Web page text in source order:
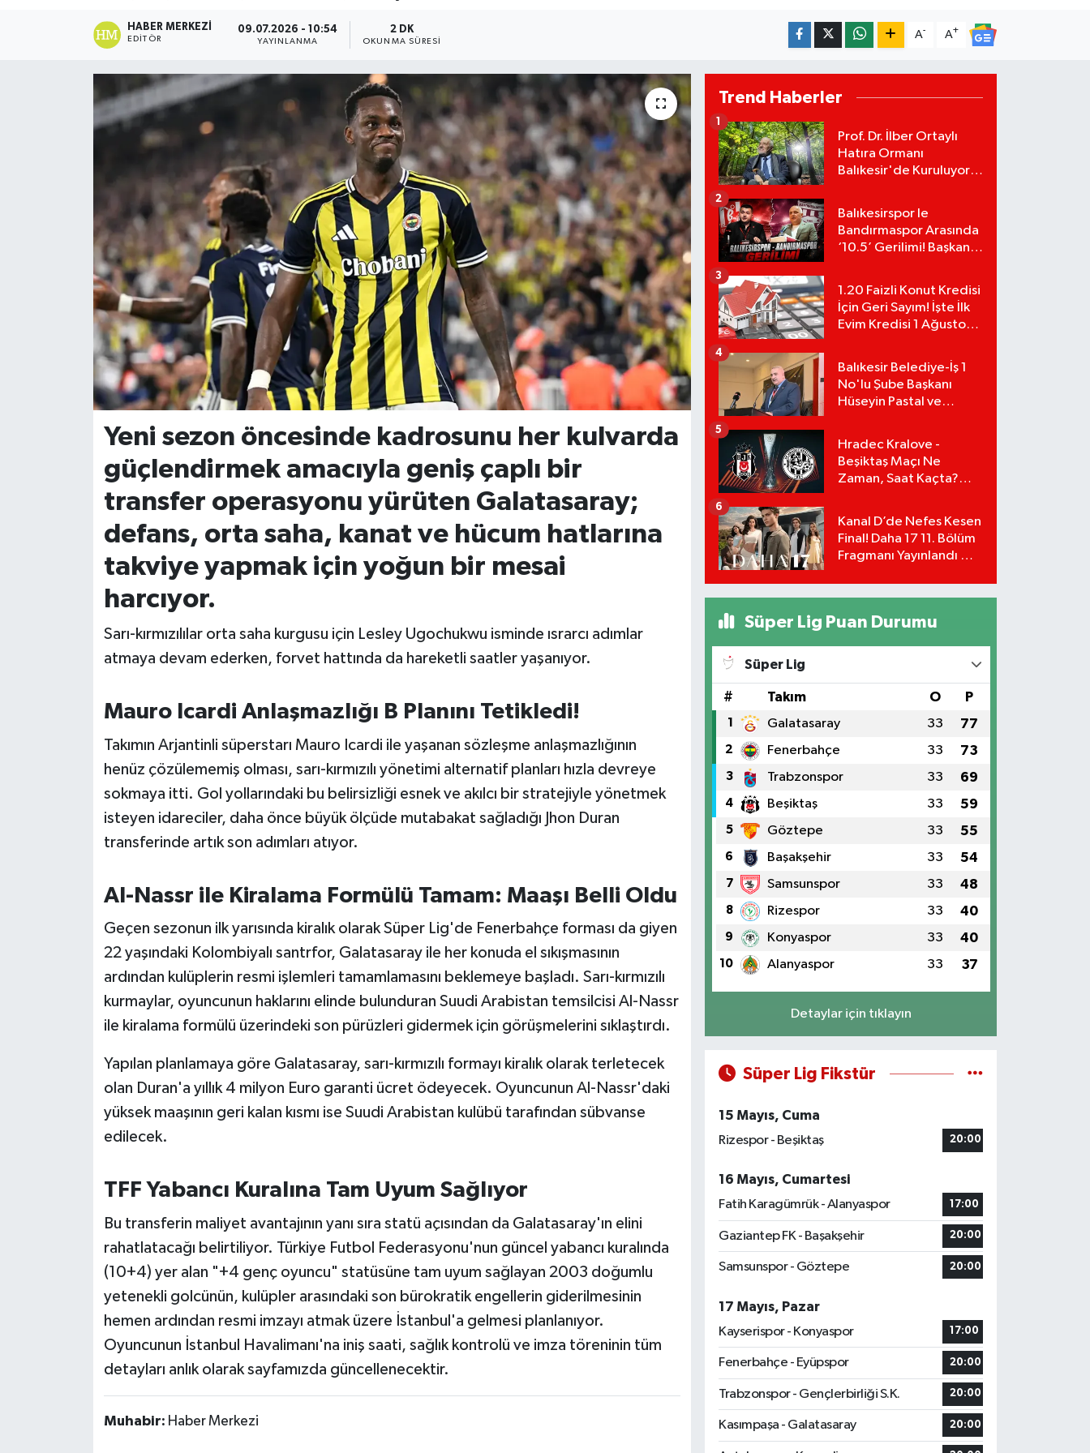
HABER MERKEZI
EDITÖR
09.07.2026 - 10:54
YAYINLANMA
2 DK
OKUNMA SÜRESI
A- A+
Yeni sezon öncesinde kadrosunu her kulvarda
güçlendirmek amacıyla geniş çaplı bir
transfer operasyonu yürüten Galatasaray;
defans, orta saha, kanat ve hücum hatlarına
takviye yapmak için yoğun bir mesai
harcıyor.
Sarı-kırmızılılar orta saha kurgusu için Lesley Ugochukwu isminde ısrarcı adımlar
atmaya devam ederken, forvet hattında da hareketli saatler yaşanıyor.
Mauro Icardi Anlaşmazlığı B Planını Tetikledi!
Takımın Arjantinli süperstarı Mauro Icardi ile yaşanan sözleşme anlaşmazlığının
henüz çözülememiş olması, sarı-kırmızılı yönetimi alternatif planları hızla devreye
sokmaya itti. Gol yollarındaki bu belirsizliği esnek ve akılcı bir stratejiyle yönetmek
isteyen idareciler, daha önce büyük ölçüde mutabakat sağladığı Jhon Duran
transferinde artık son adımları atıyor.
Al-Nassr ile Kiralama Formülü Tamam: Maaşı Belli Oldu
Geçen sezonun ilk yarısında kiralık olarak Süper Lig'de Fenerbahçe forması da giyen
22 yaşındaki Kolombiyalı santrfor, Galatasaray ile her konuda el sıkışmasının
ardından kulüplerin resmi işlemleri tamamlamasını beklemeye başladı. Sarı-kırmızılı
kurmaylar, oyuncunun haklarını elinde bulunduran Suudi Arabistan temsilcisi Al-Nassr
ile kiralama formülü üzerindeki son pürüzleri gidermek için görüşmelerini sıklaştırdı.
Yapılan planlamaya göre Galatasaray, sarı-kırmızılı formayı kiralık olarak terletecek
olan Duran'a yıllık 4 milyon Euro garanti ücret ödeyecek. Oyuncunun Al-Nassr'daki
yüksek maaşının geri kalan kısmı ise Suudi Arabistan kulübü tarafından sübvanse
edilecek.
TFF Yabancı Kuralına Tam Uyum Sağlıyor
Bu transferin maliyet avantajının yanı sıra statü açısından da Galatasaray'ın elini
rahatlatacağı belirtiliyor. Türkiye Futbol Federasyonu'nun güncel yabancı kuralında
(10+4) yer alan "+4 genç oyuncu" statüsüne tam uyum sağlayan 2003 doğumlu
yetenekli golcünün, kulüpler arasındaki son bürokratik engellerin giderilmesinin
hemen ardından resmi imzayı atmak üzere İstanbul'a gelmesi planlanıyor.
Oyuncunun İstanbul Havalimanı'na iniş saati, sağlık kontrolü ve imza töreninin tüm
detayları anlık olarak sayfamızda güncellenecektir.
Muhabir: Haber Merkezi
Trend Haberler
Prof. Dr. İlber Ortaylı
Hatıra Ormanı
Balıkesir'de Kuruluyor!
1
Balıkesirspor le
Bandırmaspor Arasında
‘10.5’ Gerilimi! Başkan
Tepki!
2
1.20 Faizli Konut Kredisi
İçin Geri Sayım! İşte İlk
Evim Kredisi 1 Ağustos
Hesaplama Tablosu:
3
Balıkesir Belediye-İş 1
No'lu Şube Başkanı
Hüseyin Pastal ve
4
Hradec Kralove -
Beşiktaş Maçı Ne
Zaman, Saat Kaçta?
Detayları!
5
Kanal D’de Nefes Kesen
Final! Daha 17 11. Bölüm
Fragmanı Yayınlandı Mı?
6
Süper Lig Puan Durumu
Süper Lig
# Takım O P
1 Galatasaray 33 77
2 Fenerbahçe 33 73
3 Trabzonspor 33 69
4 Beşiktaş 33 59
5 Göztepe 33 55
6 Başakşehir 33 54
7 Samsunspor 33 48
8 Rizespor 33 40
9 Konyaspor 33 40
10 Alanyaspor 33 37
Detaylar için tıklayın
Süper Lig Fikstür
15 Mayıs, Cuma
Rizespor - Beşiktaş
20:00
16 Mayıs, Cumartesi
Fatih Karagümrük - Alanyaspor
17:00
Gaziantep FK - Başakşehir 20:00
Samsunspor - Göztepe 20:00
17 Mayıs, Pazar
Kayserispor - Konyaspor
17:00
Fenerbahçe - Eyüpspor 20:00
Trabzonspor - Gençlerbirliği S.K. 20:00
Kasımpaşa - Galatasaray 20:00
Edremit
KENT GÜNDEMİ
KÜLTÜR-SANAT
MAGAZİN
Resmi İlanlar
SEYAHAT
SÜRMANŞET
TARİHTE BUGÜN
TEKNOLOJİ